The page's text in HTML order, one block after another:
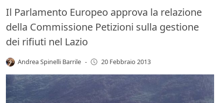
Il Parlamento Europeo approva la relazione
della Commissione Petizioni sulla gestione
dei rifiuti nel Lazio
Andrea Spinelli Barrile - 20 Febbraio 2013